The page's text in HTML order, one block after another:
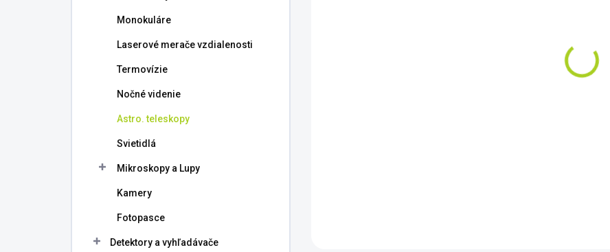
Monokuláre
Laserové merače vzdialenosti
Termovízie
Nočné videnie
Astro. teleskopy
Svietidlá
Mikroskopy a Lupy
Kamery
Fotopasce
Detektory a vyhľadávače